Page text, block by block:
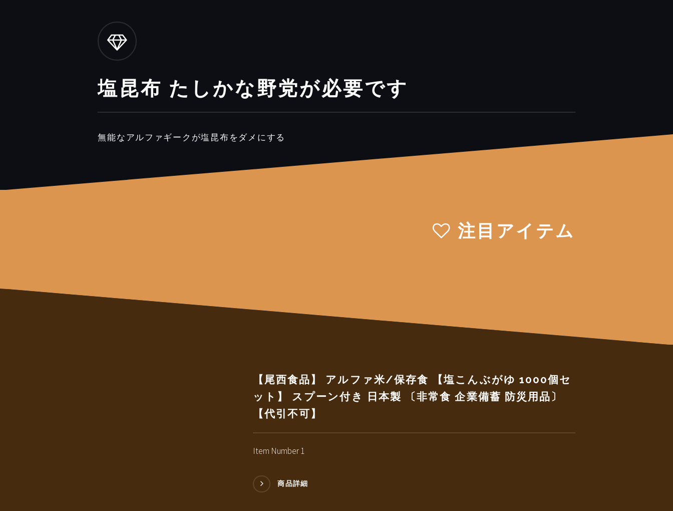
塩昆布 たしかな野党が必要です
無能なアルファギークが塩昆布をダメにする
注目アイテム
【尾西食品】 アルファ米/保存食 【塩こんぶがゆ 1000個セ
ット】 スプーン付き 日本製 〔非常食 企業備蓄 防災用品〕
【代引不可】
Item Number 1
商品詳細